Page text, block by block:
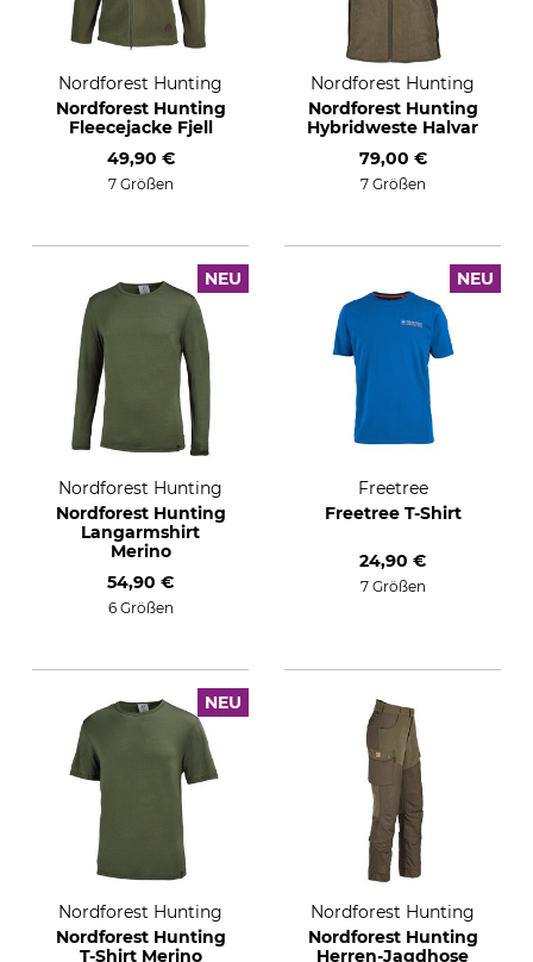
Nordforest Hunting
Nordforest Hunting
Fleecejacke Fjell
49,90 €
7 Größen
Nordforest Hunting
Nordforest Hunting
Hybridweste Halvar
79,00 €
7 Größen
NEU
Nordforest Hunting
Nordforest Hunting
Langarmshirt
Merino
54,90 €
6 Größen
NEU
Freetree
Freetree T-Shirt
24,90 €
7 Größen
NEU
Nordforest Hunting
Nordforest Hunting
T-Shirt Merino
Nordforest Hunting
Nordforest Hunting
Herren-Jagdhose